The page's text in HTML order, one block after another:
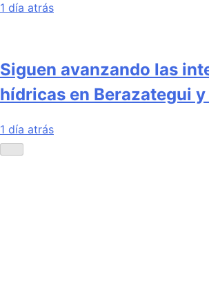
1 día atrás
Siguen avanzando las
hídricas en Berazategui
1 día atrás